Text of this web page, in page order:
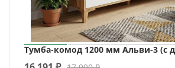
Тумба-комод 1200 мм Альви-3 (с